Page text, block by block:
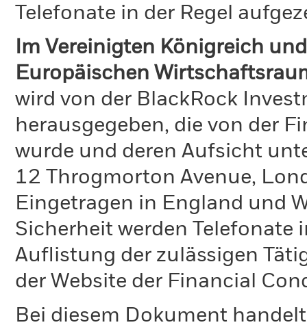
Telefonate in der Regel
Im Vereinigten Königreich
Europäischen
wird von der BlackRock
herausgegeben, die von der
wurde und deren Aufsicht
12 Throgmorton Avenue,
Eingetragen in England und
Sicherheit werden Telefonate
Auflistung der zulässigen
der Website der Financial
Bei diesem Dokument